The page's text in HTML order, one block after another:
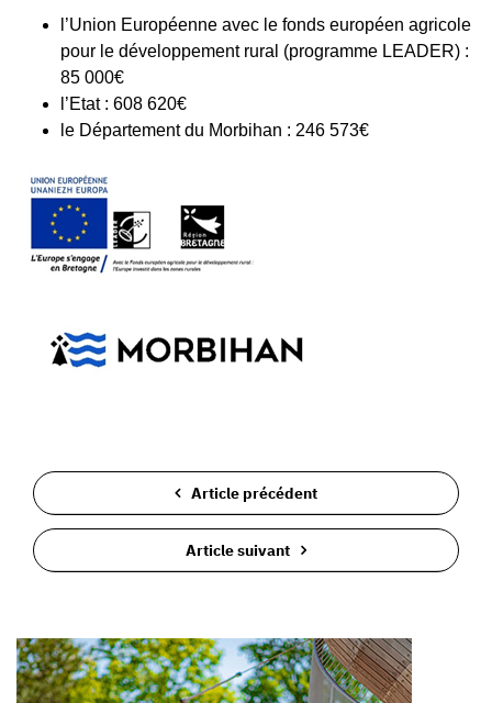
l’Union Européenne avec le fonds européen agricole
pour le développement rural (programme LEADER) :
85 000€
l’Etat : 608 620€
le Département du Morbihan : 246 573€
Article précédent
Article suivant